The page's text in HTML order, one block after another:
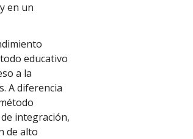
en un
educativo
a la
A diferencia
integración,
de alto